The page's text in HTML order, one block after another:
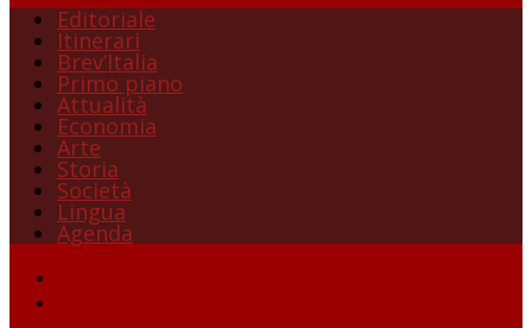
Editoriale
Itinerari
Brev’Italia
Primo piano
Attualità
Economia
Arte
Storia
Società
Lingua
Agenda